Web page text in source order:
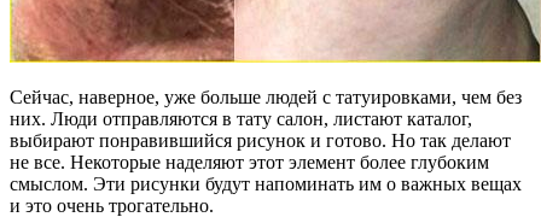
Сейчас, наверное, уже больше людей с татуировками, чем без
них. Люди отправляются в тату салон, листают каталог,
выбирают понравившийся рисунок и готово. Но так делают
не все. Некоторые наделяют этот элемент более глубоким
смыслом. Эти рисунки будут напоминать им о важных вещах
и это очень трогательно.